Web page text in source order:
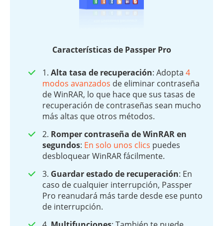
Características de Passper Pro
1. Alta tasa de recuperación: Adopta 4
modos avanzados de eliminar contraseña
de WinRAR, lo que hace que sus tasas de
recuperación de contraseñas sean mucho
más altas que otros métodos.
2. Romper contraseña de WinRAR en
segundos: En solo unos clics puedes
desbloquear WinRAR fácilmente.
3. Guardar estado de recuperación: En
caso de cualquier interrupción, Passper
Pro reanudará más tarde desde ese punto
de interrupción.